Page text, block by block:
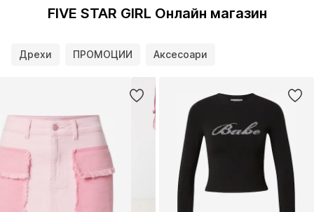
FIVE STAR GIRL Онлайн магазин
Дрехи ПРОМОЦИИ Аксесоари